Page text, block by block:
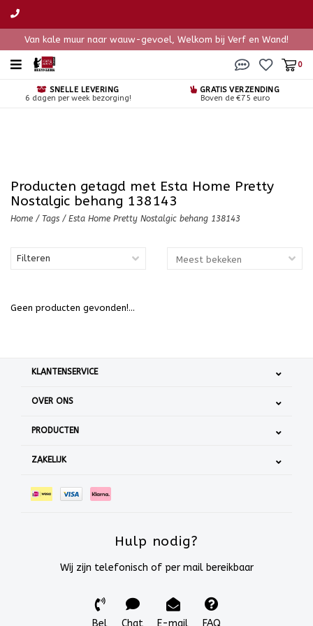
Van kale muur naar wauw-gevoel, Welkom bij Verf en Wand!
0
SNELLE LEVERING
6 dagen per week bezorging!
GRATIS VERZENDING
Boven de €75 euro
Producten getagd met Esta Home Pretty
Nostalgic behang 138143
Home / Tags / Esta Home Pretty Nostalgic behang 138143
Filteren
Geen producten gevonden!...
KLANTENSERVICE
OVER ONS
PRODUCTEN
ZAKELIJK
Hulp nodig?
Wij zijn telefonisch of per mail bereikbaar
Bel Chat E-mail FAQ